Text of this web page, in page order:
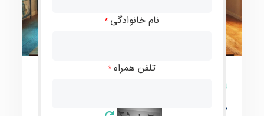
نام خانوادگی *
تلفن همراه *